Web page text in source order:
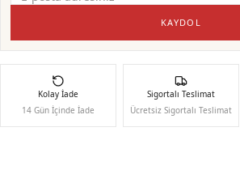
KAYDOL
Kolay İade
14 Gün İçinde İade
Sigortalı Teslimat
Ücretsiz Sigortalı Teslimat